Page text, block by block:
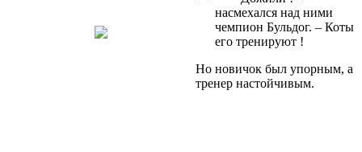
насмехался над ними
чемпион Бульдог. – Коты
его тренируют !
Но новичок был упорным, а
тренер настойчивым.